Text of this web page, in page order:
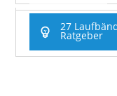
27
Ratgeber